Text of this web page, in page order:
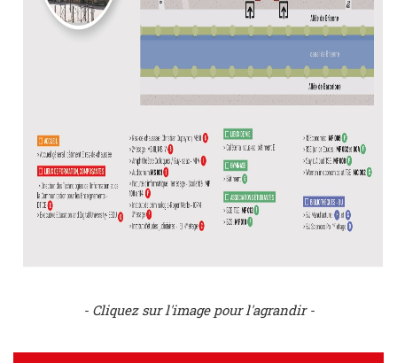
- Cliquez sur l'image pour l'agrandir -